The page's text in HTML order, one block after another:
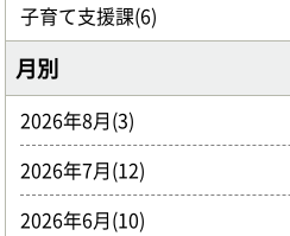
子育て支援課(6)
月別
2026年8月(3)
2026年7月(12)
2026年6月(10)